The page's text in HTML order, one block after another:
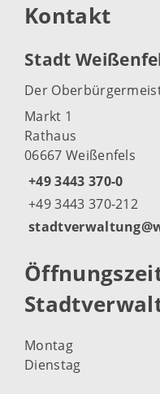
Kontakt
Stadt
Der
Markt 1
Rathaus
06667 Weißenfels
+49 3443 370-0
+49 3443 370-212
Montag
Dienstag